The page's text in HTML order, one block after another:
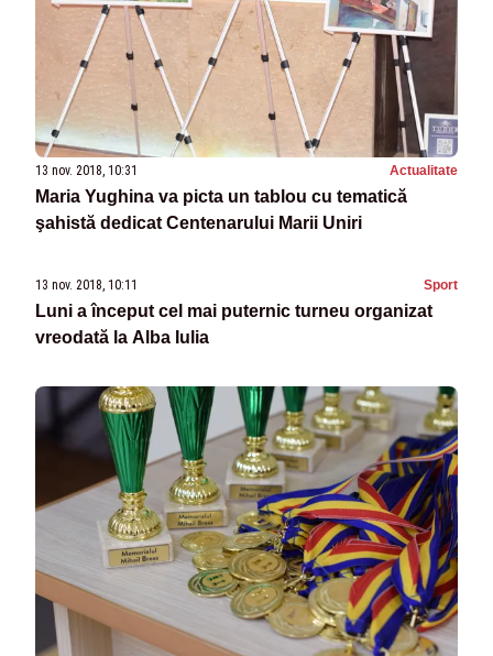
13 nov. 2018, 10:31 Actualitate
Maria Yughina va picta un tablou cu tematică
şahistă dedicat Centenarului Marii Uniri
13 nov. 2018, 10:11 Sport
Luni a început cel mai puternic turneu organizat
vreodată la Alba Iulia